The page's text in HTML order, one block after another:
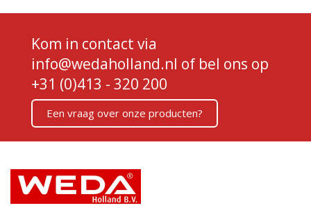
Kom in contact via
info@wedaholland.nl of bel ons op
+31 (0)413 - 320 200
Een vraag over onze producten?